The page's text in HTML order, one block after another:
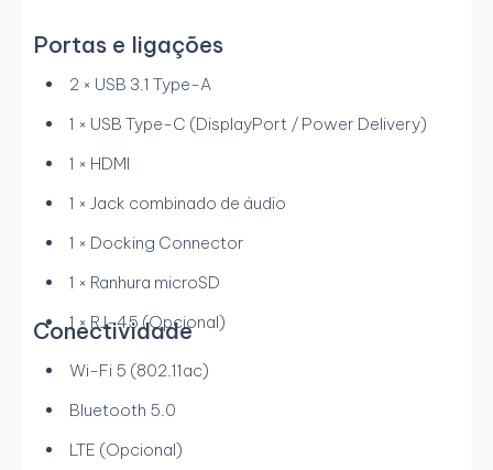
Portas e ligações
2 × USB 3.1 Type-A
1 × USB Type-C (DisplayPort / Power Delivery)
1 × HDMI
1 × Jack combinado de áudio
1 × Docking Connector
1 × Ranhura microSD
1 × RJ-45 (Opcional)
Conectividade
Wi-Fi 5 (802.11ac)
Bluetooth 5.0
LTE (Opcional)